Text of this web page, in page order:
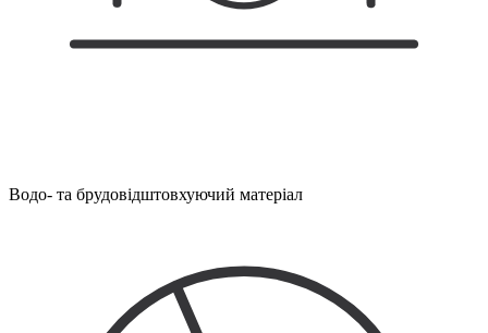
Водо- та брудовідштовхуючий матеріал